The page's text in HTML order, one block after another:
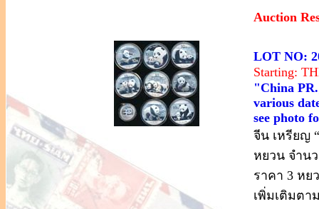
Auction
LOT NO:
Starting:
"China
various
see photo
จีน เหรียญ
หยวน จำน
ราคา 3 หย
เพิ่มเติมตา